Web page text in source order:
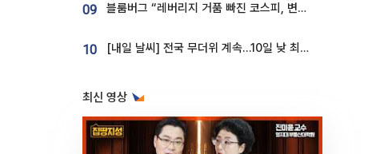
09 블룸버그 “레버리지 거품 빠진 코스피, 변동성 최악 국면 지났을 가능성”
10 [내일 날씨] 전국 무더위 계속…10일 낮 최고 34도 육박
최신 영상